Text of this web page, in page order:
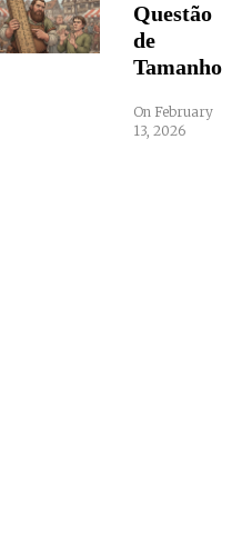
Questão
de
Tamanho
On February
13, 2026